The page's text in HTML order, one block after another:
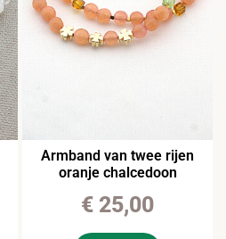
Armband van twee rijen
oranje chalcedoon
€ 25,00